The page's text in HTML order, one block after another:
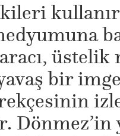
bir
Dönmez’in